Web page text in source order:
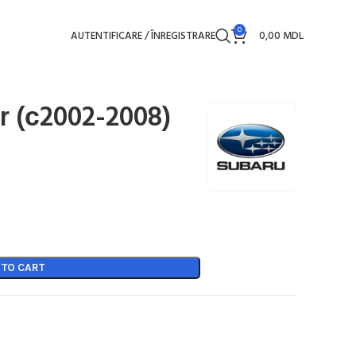
AUTENTIFICARE / ÎNREGISTRARE 0 0,00 MDL
(с2002-2008)
CART